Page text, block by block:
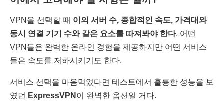
VPN을 선택할 때 이의 서버 수, 종합적인 속도, 가격대와
동시 연결 기기 수와 같은 요소를 따져봐야 한다. 어떤
VPN들은 완벽한 온라인 경험을 제공하지만 어떤 서비스
들은 속도를 저하시키기도 한다.
서비스 선택을 마음먹었다면 테스트에서 훌륭한 성능을 보
였던 ExpressVPN 이 완벽한 옵션일 거다.